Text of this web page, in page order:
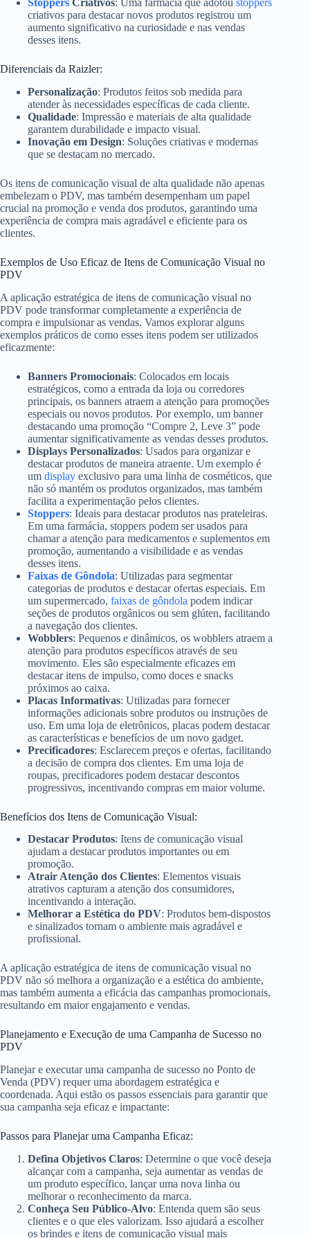
Stoppers Criativos: Uma farmácia que adotou stoppers
criativos para destacar novos produtos registrou um
aumento significativo na curiosidade e nas vendas
desses itens.
Diferenciais da Raizler:
Personalização: Produtos feitos sob medida para
atender às necessidades específicas de cada cliente.
Qualidade: Impressão e materiais de alta qualidade
garantem durabilidade e impacto visual.
Inovação em Design: Soluções criativas e modernas
que se destacam no mercado.
Os itens de comunicação visual de alta qualidade não apenas
embelezam o PDV, mas também desempenham um papel
crucial na promoção e venda dos produtos, garantindo uma
experiência de compra mais agradável e eficiente para os
clientes.
Exemplos de Uso Eficaz de Itens de Comunicação Visual no
PDV
A aplicação estratégica de itens de comunicação visual no
PDV pode transformar completamente a experiência de
compra e impulsionar as vendas. Vamos explorar alguns
exemplos práticos de como esses itens podem ser utilizados
eficazmente:
Banners Promocionais: Colocados em locais
estratégicos, como a entrada da loja ou corredores
principais, os banners atraem a atenção para promoções
especiais ou novos produtos. Por exemplo, um banner
destacando uma promoção “Compre 2, Leve 3” pode
aumentar significativamente as vendas desses produtos.
Displays Personalizados: Usados para organizar e
destacar produtos de maneira atraente. Um exemplo é
um display exclusivo para uma linha de cosméticos, que
não só mantém os produtos organizados, mas também
facilita a experimentação pelos clientes.
Stoppers: Ideais para destacar produtos nas prateleiras.
Em uma farmácia, stoppers podem ser usados para
chamar a atenção para medicamentos e suplementos em
promoção, aumentando a visibilidade e as vendas
desses itens.
Faixas de Gôndola: Utilizadas para segmentar
categorias de produtos e destacar ofertas especiais. Em
um supermercado, faixas de gôndola podem indicar
seções de produtos orgânicos ou sem glúten, facilitando
a navegação dos clientes.
Wobblers: Pequenos e dinâmicos, os wobblers atraem a
atenção para produtos específicos através de seu
movimento. Eles são especialmente eficazes em
destacar itens de impulso, como doces e snacks
próximos ao caixa.
Placas Informativas: Utilizadas para fornecer
informações adicionais sobre produtos ou instruções de
uso. Em uma loja de eletrônicos, placas podem destacar
as características e benefícios de um novo gadget.
Precificadores: Esclarecem preços e ofertas, facilitando
a decisão de compra dos clientes. Em uma loja de
roupas, precificadores podem destacar descontos
progressivos, incentivando compras em maior volume.
Benefícios dos Itens de Comunicação Visual:
Destacar Produtos: Itens de comunicação visual
ajudam a destacar produtos importantes ou em
promoção.
Atrair Atenção dos Clientes: Elementos visuais
atrativos capturam a atenção dos consumidores,
incentivando a interação.
Melhorar a Estética do PDV: Produtos bem-dispostos
e sinalizados tornam o ambiente mais agradável e
profissional.
A aplicação estratégica de itens de comunicação visual no
PDV não só melhora a organização e a estética do ambiente,
mas também aumenta a eficácia das campanhas promocionais,
resultando em maior engajamento e vendas.
Planejamento e Execução de uma Campanha de Sucesso no
PDV
Planejar e executar uma campanha de sucesso no Ponto de
Venda (PDV) requer uma abordagem estratégica e
coordenada. Aqui estão os passos essenciais para garantir que
sua campanha seja eficaz e impactante:
Passos para Planejar uma Campanha Eficaz:
Defina Objetivos Claros: Determine o que você deseja
alcançar com a campanha, seja aumentar as vendas de
um produto específico, lançar uma nova linha ou
melhorar o reconhecimento da marca.
Conheça Seu Público-Alvo: Entenda quem são seus
clientes e o que eles valorizam. Isso ajudará a escolher
os brindes e itens de comunicação visual mais